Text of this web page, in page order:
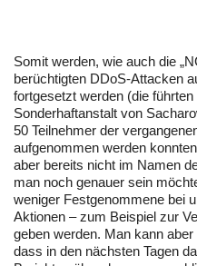
Somit werden, wie auch die
berüchtigten DDoS-Attacken
fortgesetzt werden (die
Sonderhaftanstalt von
50 Teilnehmer der
aufgenommen werden
aber bereits nicht im Namen
man noch genauer sein
weniger Festgenommene bei
Aktionen – zum Beispiel zur
geben werden. Man kann
dass in den nächsten Tagen